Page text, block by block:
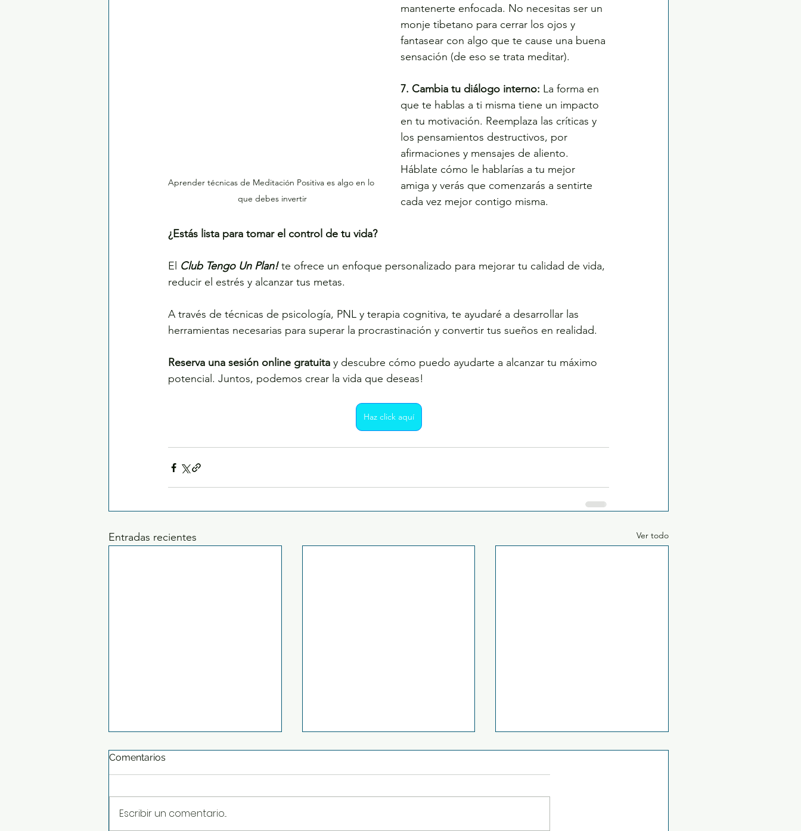
Aprender técnicas de Meditación Positiva es algo en lo
que debes invertir
mantenerte enfocada. No necesitas ser un
monje tibetano para cerrar los ojos y
fantasear con algo que te cause una buena
sensación (de eso se trata meditar).
7. Cambia tu diálogo interno: La forma en
que te hablas a ti misma tiene un impacto
en tu motivación. Reemplaza las críticas y
los pensamientos destructivos, por
afirmaciones y mensajes de aliento.
Háblate cómo le hablarías a tu mejor
amiga y verás que comenzarás a sentirte
cada vez mejor contigo misma.
¿Estás lista para tomar el control de tu vida?
El Club Tengo Un Plan! te ofrece un enfoque personalizado para mejorar tu calidad de vida,
reducir el estrés y alcanzar tus metas.
A través de técnicas de psicología, PNL y terapia cognitiva, te ayudaré a desarrollar las
herramientas necesarias para superar la procrastinación y convertir tus sueños en realidad.
Reserva una sesión online gratuita y descubre cómo puedo ayudarte a alcanzar tu máximo
potencial. Juntos, podemos crear la vida que deseas!
Haz click aquí
Entradas recientes Ver todo
Comentarios
Escribir un comentario...